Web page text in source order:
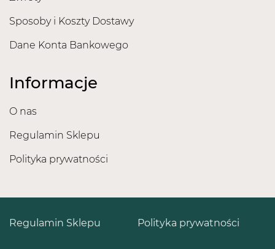
Sposoby i Koszty Dostawy
Dane Konta Bankowego
Informacje
O nas
Regulamin Sklepu
Polityka prywatności
Polityka prywatności
Regulamin Sklepu